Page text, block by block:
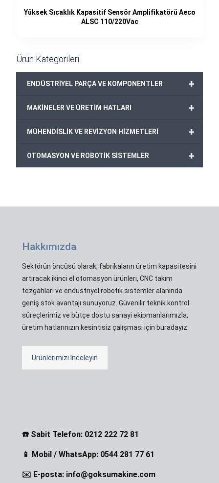
Yüksek Sıcaklık Kapasitif Sensör Amplifikatörü Aeco
ALSC 110/220Vac
Ürün Kategorileri
+
ENDÜSTRİYEL PARÇA VE KOMPONENTLER
+
MAKİNELER VE ÜRETİM HATLARI
+
MÜHENDİSLİK VE REVİZYON HİZMETLERİ
+
OTOMASYON VE ROBOTİK SİSTEMLER
Hakkımızda
Sektörün öncüsü olarak, fabrikaların üretim kapasitesini
artıracak ikinci el otomasyon ürünleri, CNC takım
tezgahları ve endüstriyel robotik sistemler alanında
geniş stok avantajı sunuyoruz. Güvenilir teknik kontrol
süreçlerimiz ve bütçe dostu sanayi ekipmanlarımızla,
üretim hatlarınızın kesintisiz çalışması için buradayız.
Ürünlerimizi İnceleyin
☎️ Sabit Telefon: 0212 222 72 81
📱 Mobil / WhatsApp: 0544 281 77 61
✉️ E-posta: info@goksumakine.com